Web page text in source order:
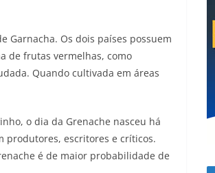
Garnacha. Os dois países possuem
de frutas vermelhas, como
Quando cultivada em áreas
o dia da Grenache nasceu há
produtores, escritores e críticos.
é de maior probabilidade de